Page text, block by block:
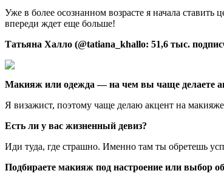
Уже в более осознанном возрасте я начала
впереди ждет еще больше!
Татьяна Халло (@tatiana_khallo: 51,6 тыс.
Макияж или одежда — на чем вы чаще делаете
Я визажист, поэтому чаще делаю акцент на
Есть ли у вас жизненный девиз?
Иди туда, где страшно. Именно там ты обретешь
Подбираете макияж под настроение или выбор